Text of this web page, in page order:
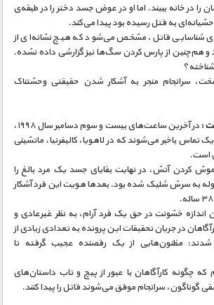
را در خانه ببیند. اما او در عوض جسد دختر را در طبقه‌ی
وحشیانه‌ای به قتل رسیده بود پیدا می‌کند.
شناسایی قاتل، مشخص می‌شود که هیچ نشانه‌ای از
و هم‌چنین از پارس کردن سگ‌ها نیز گزارشی داده نشده.
سرانجام منجر به آشکار شدن حقیقتی وحشتناک
:
در آخرین ساعت‌های بیست و سوم دسامبر سال ۱۹۹۸،
تماس باخبر می‌شوند که در لاهویا، کالیفرنیا، ماتشینی
است.
کردن آتش، در نهایت بقایای جسد یک مرد بالغ را
به سرش شلیک شده بود. بعدها هویت این فرد آشکار
اندازه خشونت در حق یک فرد آرام، به نظر غیرعادی و
در جریان تحقیقات این پرونده به تعدادی زیادی از
شدند: مظنون‌هایی از یک رقصنده عجیب گرفته تا
که چگونه کارآگاهان با عبور از پیچ و تاب داستان‌های
گوناگون، سرانجام موفق می‌شوند قاتل را پیدا کنند.